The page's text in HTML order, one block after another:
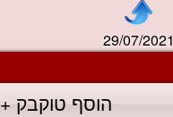
29/07/2021
הוסף טוקבק +